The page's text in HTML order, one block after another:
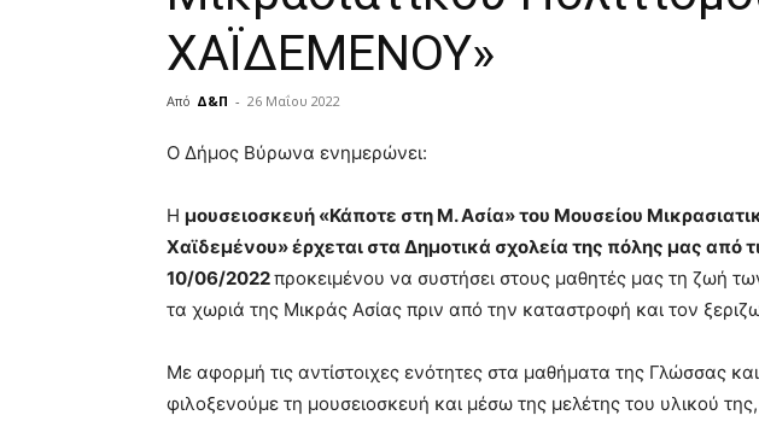
ΧΑΪΔΕΜΕΝΟΥ»
Από Δ&Π - 26 Μαΐου 2022
blonde
lesbians
hot
cam
show.desi
brandi
teaches
you
Ο Δήμος Βύρωνα ενημερώνει:
Η μουσειοσκευή «Κάποτε στη Μ. Ασία» του Μουσείου
Χαϊδεμένου» έρχεται στα Δημοτικά σχολεία της πόλης μας από
10/06/2022προκειμένου να συστήσει στους μαθητές μας τη ζωή
τα χωριά της Μικράς Ασίας πριν από την καταστροφή και τον
Με αφορμή τις αντίστοιχες ενότητες στα μαθήματα της Γλώσσας και
φιλοξενούμε τη μουσειοσκευή και μέσω της μελέτης του υλικού